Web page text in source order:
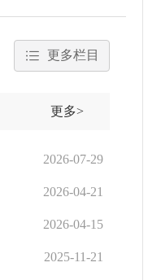
更多栏目
更多>
2026-07-29
2026-04-21
2026-04-15
2025-11-21